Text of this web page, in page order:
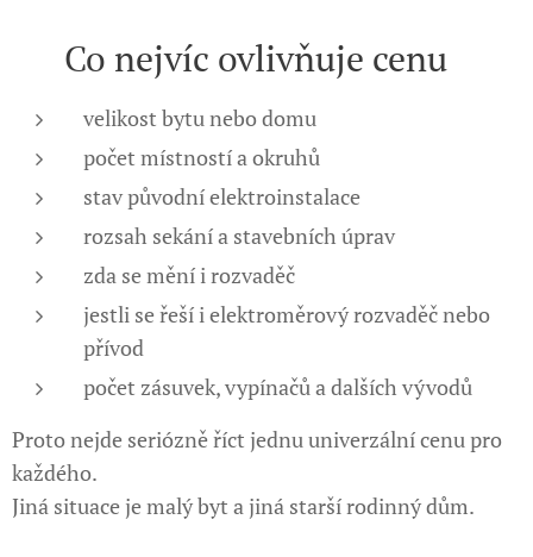
💰 Co nejvíc ovlivňuje cenu
velikost bytu nebo domu
počet místností a okruhů
stav původní elektroinstalace
rozsah sekání a stavebních úprav
zda se mění i rozvaděč
jestli se řeší i elektroměrový rozvaděč nebo
přívod
počet zásuvek, vypínačů a dalších vývodů
Proto nejde seriózně říct jednu univerzální cenu pro
každého.
Jiná situace je malý byt a jiná starší rodinný dům.